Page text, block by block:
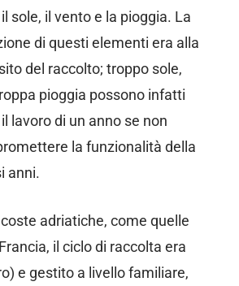
il sole, il vento e la pioggia. La
di questi elementi era alla
del raccolto; troppo sole,
pioggia possono infatti
lavoro di un anno se non
la funzionalità della
anni.
adriatiche, come quelle
il ciclo di raccolta era
e gestito a livello familiare,